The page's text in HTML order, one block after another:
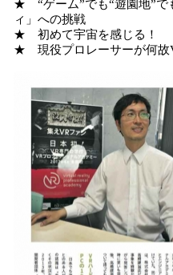
★ “ゲーム”でも“遊園地”で
ィ」への挑戦
★ 初めて宇宙を感じる！
★ 現役プロレーサーが何故